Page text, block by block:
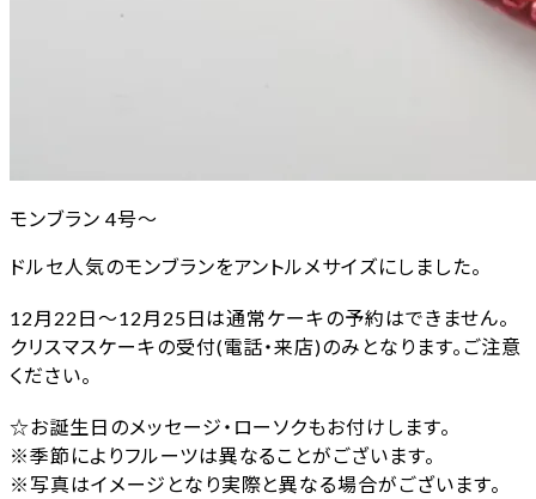
モンブラン 4号〜
ドルセ人気のモンブランをアントルメサイズにしました。
12月22日～12月25日は通常ケーキの予約はできません。
クリスマスケーキの受付(電話・来店)のみとなります。ご注意
ください。
☆お誕生日のメッセージ・ローソクもお付けします。
※季節によりフルーツは異なることがございます。
※写真はイメージとなり実際と異なる場合がございます。